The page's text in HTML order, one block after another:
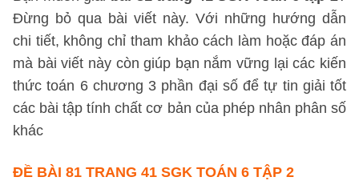
Đừng bỏ qua bài viết này. Với những hướng dẫn
chi tiết, không chỉ tham khảo cách làm hoặc đáp án
mà bài viết này còn giúp bạn nắm vững lại các kiến
thức toán 6 chương 3 phần đại số để tự tin giải tốt
các bài tập tính chất cơ bản của phép nhân phân số
khác
ĐỀ BÀI 81 TRANG 41 SGK TOÁN 6 TẬP 2